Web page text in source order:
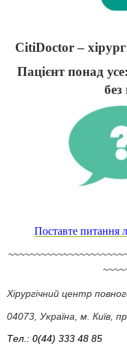
CitiDoctor –
Пацієнт понад
без
Поставте питання
Хірургічний центр
04073, Україна, м. Київ,
Тел.: 0(44) 333 48 85